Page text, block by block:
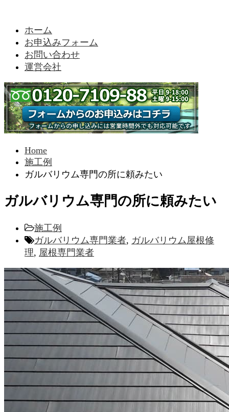
ホーム
お申込みフォーム
お問い合わせ
運営会社
Home
施工例
ガルバリウム専門の所に頼みたい
ガルバリウム専門の所に頼みたい
施工例
ガルバリウム専門業者, ガルバリウム屋根修
理, 屋根専門業者